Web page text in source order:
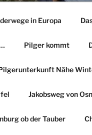
in Europa
Pilger kommt
Nähe
Jakobsweg von
ob der Tauber